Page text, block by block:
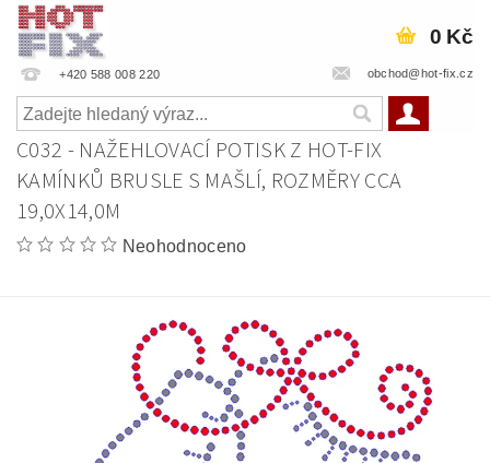
+420 588 008 220 obchod@hot-fix.cz
0 Kč
C032 - NAŽEHLOVACÍ POTISK Z HOT-FIX
KAMÍNKŮ BRUSLE S MAŠLÍ, ROZMĚRY CCA
19,0X14,0M
Neohodnoceno